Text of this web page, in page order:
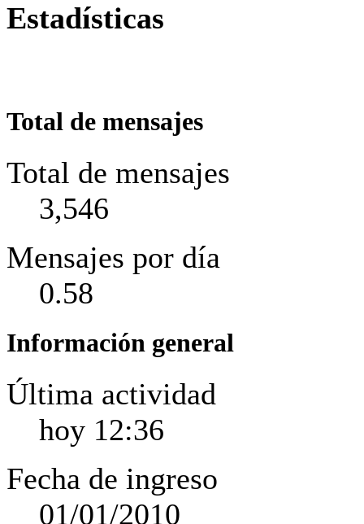
Estadísticas
Total de mensajes
Total de mensajes
3,546
Mensajes por día
0.58
Información general
Última actividad
hoy 12:36
Fecha de ingreso
01/01/2010